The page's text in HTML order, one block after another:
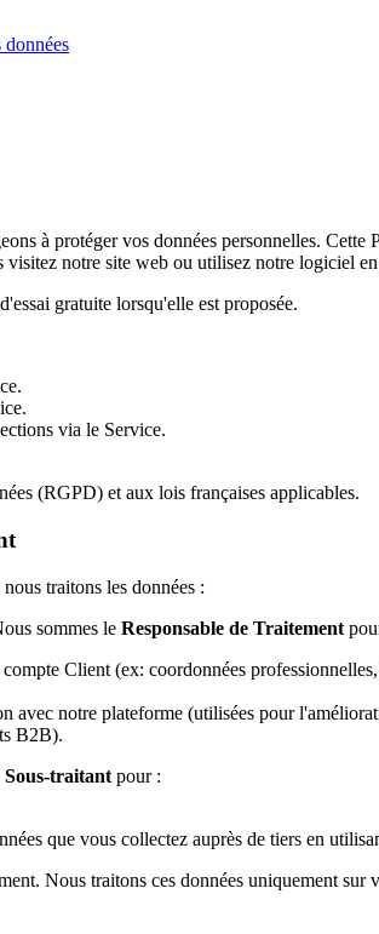
à protéger vos données personnelles.
notre site web ou utilisez notre logiciel
gratuite lorsqu'elle est proposée.
via le Service.
(RGPD) et aux lois françaises applicables.
traitons les données :
sommes le Responsable de Traitement
Client (ex: coordonnées
avec notre plateforme (utilisées pour
B2B).
Sous-traitant pour :
que vous collectez auprès de tiers en
Nous traitons ces données uniquement